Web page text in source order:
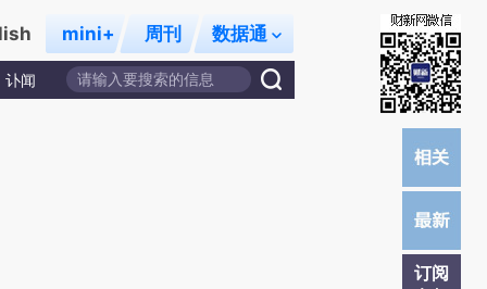
mini+ 周刊 数据通
讣闻
订阅